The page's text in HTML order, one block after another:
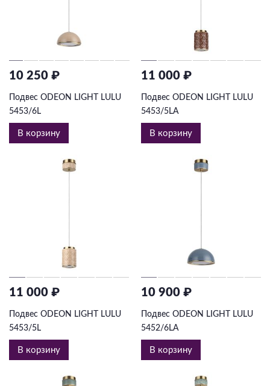
10 250 ₽
Подвес ODEON LIGHT LULU
5453/6L
В корзину
11 000 ₽
Подвес ODEON LIGHT LULU
5453/5LA
В корзину
11 000 ₽
Подвес ODEON LIGHT LULU
5453/5L
В корзину
10 900 ₽
Подвес ODEON LIGHT LULU
5452/6LA
В корзину